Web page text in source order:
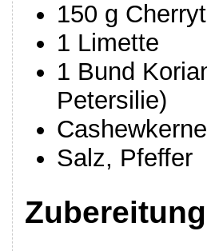
150 g
1 Limette
1 Bund
Petersilie)
Cashewkerne
Salz, Pfeffer